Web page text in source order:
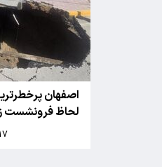
اصفهان
لحاظ فرونشست